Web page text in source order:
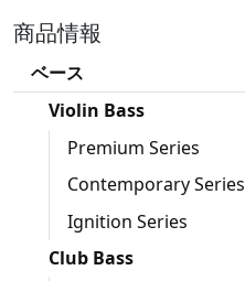
商品情報
ベース
Violin Bass
Premium Series
Contemporary Series
Ignition Series
Club Bass